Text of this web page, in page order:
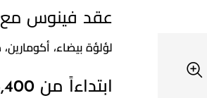
عقد فينوس مع
لؤلؤة بيضاء،
ابتداءاً من 188,400 د.إ